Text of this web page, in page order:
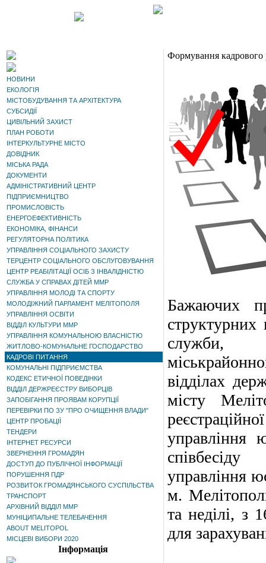
НОВИНИ
ЕКОЛОГІЯ
МІСТОБУДУВАННЯ ТА АРХІТЕКТУРА
СУБСИДІЇ
ЦИВІЛЬНИЙ ЗАХИСТ
ПЛАН РОБОТИ
ІНТЕРКУЛЬТУРНЕ МІСТО
ДОВІДНИК
МІСЬКА РАДА
ДОКУМЕНТИ
АДМІНІСТРАТИВНИЙ ЦЕНТР
ПІДПРИЄМНИЦТВО
ПРОМИСЛОВІСТЬ
ЕНЕРГОЕФЕКТИВНІСТЬ
ЕКОНОМІКА, ФІНАНСИ
РЕГУЛЯТОРНА ПОЛІТИКА
УПРАВЛІННЯ СОЦІАЛЬНОГО ЗАХИСТУ
ТЕРЦЕНТР СОЦІАЛЬНОГО ОБСЛУГОВУВАННЯ
ЦЕНТР РЕАБІЛІТАЦІЇ ОСІБ З ІНВАЛІДНІСТЮ
СЛУЖБА У СПРАВАХ ДІТЕЙ ММР
УПРАВЛІННЯ МОЛОДІ ТА СПОРТУ
МОЛОДІЖНИЙ ПАРЛАМЕНТ МЕЛІТОПОЛЯ
УПРАВЛІННЯ ОСВІТИ
ВІДДІЛ КУЛЬТУРИ ММР
УПРАВЛІННЯ КОМУНАЛЬНОЮ ВЛАСНІСТЮ
ЖИТЛОВО-КОМУНАЛЬНЕ ГОСПОДАРСТВО
КАДРОВІ ПИТАННЯ
КОМУНАЛЬНІ ПІДПРИЄМСТВА
КОДЕКС ЕТИЧНОЇ ПОВЕДІНКИ
ВІДДІЛ ДЕРЖРЕЄСТРУ ВИБОРЦІВ
ЗАПОБІГАННЯ ПРОЯВАМ КОРУПЦІЇ
ПЕРЕВІРКИ ПО ЗУ "ПРО ОЧИЩЕННЯ ВЛАДИ"
ЦЕНТР ПРОБАЦІЇ
ТЕНДЕРИ
ІНТЕРНЕТ РЕСУРСИ
ЗВЕРНЕННЯ ГРОМАДЯН
ДОСТУП ДО ПУБЛІЧНОЇ ІНФОРМАЦІЇ
ПОРУШЕННЯ ПДР
РОЗВИТОК ГРОМАДЯНСЬКОГО СУСПІЛЬСТВА
ТРАНСПОРТ
АРХІВНИЙ ВІДДІЛ ММР
МУНІЦИПАЛЬНЕ ТЕЛЕБАЧЕННЯ
ABOUT MELITOPOL
МІСЦЕВІ ВИБОРИ 2020
Інформація
Формування кадрового
Бажаючих
структурних
служби,
відділах
місту
управління
управління
м.
та неділі, з
для